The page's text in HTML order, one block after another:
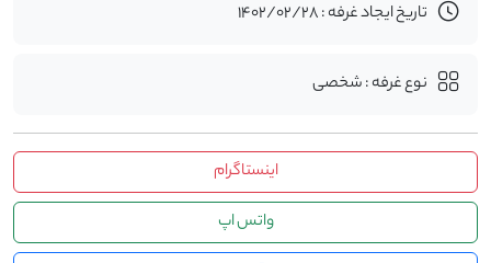
تاریخ ایجاد غرفه : 1402/02/28
نوع غرفه : شخصی
اینستاگرام
واتس اپ